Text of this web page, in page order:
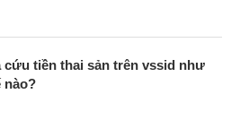
cứu tiền thai sản trên vssid như
nào?